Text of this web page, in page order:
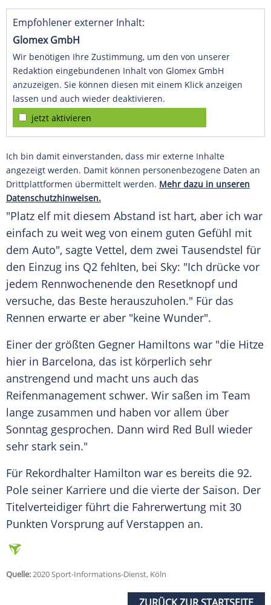
Empfohlener externer Inhalt:
Glomex GmbH
Wir benötigen Ihre Zustimmung, um den von unserer
Redaktion eingebundenen Inhalt von Glomex GmbH
anzuzeigen. Sie können diesen mit einem Klick anzeigen
lassen und auch wieder deaktivieren.
jetzt aktivieren
Ich bin damit einverstanden, dass mir externe Inhalte
angezeigt werden. Damit können personenbezogene Daten an
Drittplattformen übermittelt werden. Mehr dazu in unseren
Datenschutzhinweisen.
"Platz elf mit diesem Abstand ist hart, aber ich war
einfach zu weit weg von einem guten Gefühl mit
dem Auto", sagte Vettel, dem zwei Tausendstel für
den Einzug ins Q2 fehlten, bei Sky: "Ich drücke vor
jedem Rennwochenende den Resetknopf und
versuche, das Beste herauszuholen." Für das
Rennen erwarte er aber "keine Wunder".
Einer der größten Gegner Hamiltons war "die Hitze
hier in Barcelona, das ist körperlich sehr
anstrengend und macht uns auch das
Reifenmanagement schwer. Wir saßen im Team
lange zusammen und haben vor allem über
Sonntag gesprochen. Dann wird Red Bull wieder
sehr stark sein."
Für Rekordhalter Hamilton war es bereits die 92.
Pole seiner Karriere und die vierte der Saison. Der
Titelverteidiger führt die Fahrerwertung mit 30
Punkten Vorsprung aufVerstappen an.
Quelle:2020 Sport-Informations-Dienst, Köln